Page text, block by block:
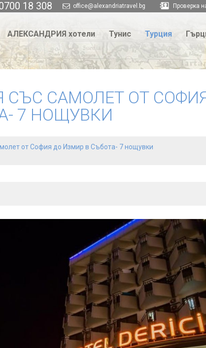
18 308 office@alexandriatravel.bg Проверка
АЛЕКСАНДРИЯ хотели Тунис Турция
САМОЛЕТ ОТ
7 НОЩУВКИ
от София до Измир в Събота- 7 нощувки